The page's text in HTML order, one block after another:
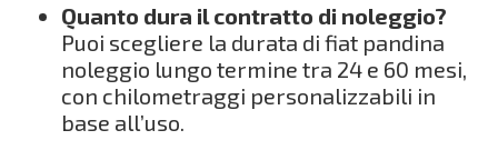
Quanto dura il contratto di noleggio?
Puoi scegliere la durata di fiat pandina
noleggio lungo termine tra 24 e 60 mesi,
con chilometraggi personalizzabili in
base all’uso.